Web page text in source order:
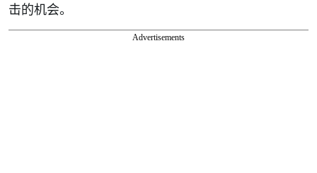
击的机会。
Advertisements